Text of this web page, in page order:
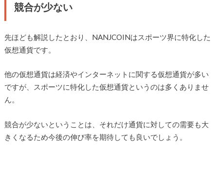
競合が少ない
先ほども解説したとおり、NANJCOINはスポーツ界に特化した
仮想通貨です。
他の仮想通貨は経済やインターネットに関する仮想通貨が多い
ですが、スポーツに特化した仮想通貨というのは多くありませ
ん。
競合が少ないということは、それだけ通貨に対しての需要も大
きくなるため今後の伸び率を期待しても良いでしょう。